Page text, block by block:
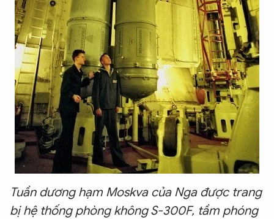
Tuần dương hạm Moskva của Nga được trang
bị hệ thống phòng không S-300F, tầm phóng